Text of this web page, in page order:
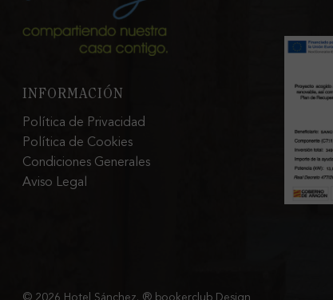
INFORMACIÓN
Política de Privacidad
Política de Cookies
Condiciones Generales
Aviso Legal